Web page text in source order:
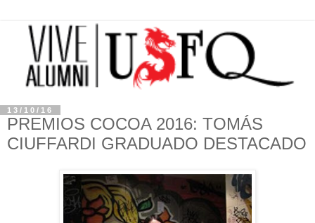
13/10/16
PREMIOS COCOA 2016: TOMÁS
CIUFFARDI GRADUADO DESTACADO